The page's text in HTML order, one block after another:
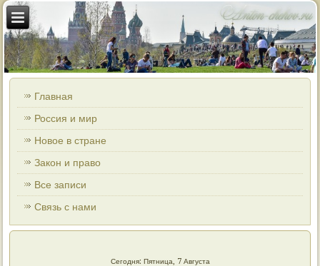
Главная
Россия и мир
Новое в стране
Закон и право
Все записи
Связь с нами
Сегодня: Пятница, 7 Августа